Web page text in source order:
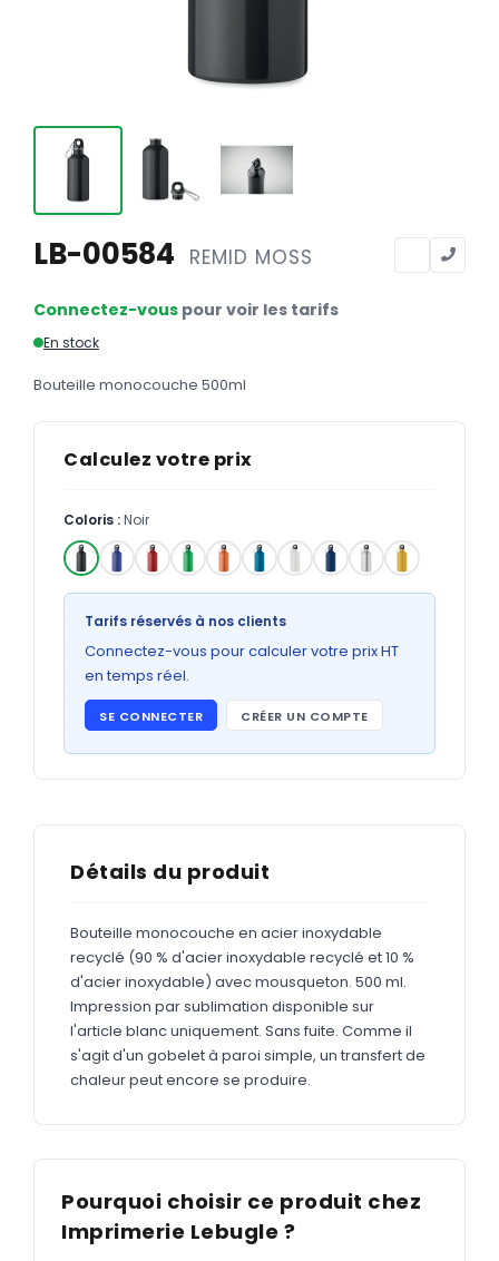
Tête de lettre
Enveloppes
Sous-mains
Bloc-notes
Chemises
Pochettes administratives
Tampons
Liasses
Carnets
GRAND FORMAT
Abribus
Bâche
Panneaux
Étiquettes adhésives
Adhésifs vitrine
MARQUAGE TEXTILE
Tee-shirts
Polos Nouveau
Sweatshirts Nouveau
GOODIES
Catalogue complet Nouveau
Bureau & écriture
LB-00584 REMID MOSS
Connectez-vous pour voir les tarifs
En stock
Bouteille monocouche 500ml
Calculez votre prix
Coloris :Noir
Tarifs réservés à nos clients
Connectez-vous pour calculer votre prix HT
en temps réel.
SE CONNECTER CRÉER UN COMPTE
Détails du produit
Bouteille monocouche en acier inoxydable
recyclé (90 % d'acier inoxydable recyclé et 10 %
d'acier inoxydable) avec mousqueton. 500 ml.
Impression par sublimation disponible sur
l'article blanc uniquement. Sans fuite. Comme il
s'agit d'un gobelet à paroi simple, un transfert de
chaleur peut encore se produire.
Pourquoi choisir ce produit chez
Imprimerie Lebugle ?